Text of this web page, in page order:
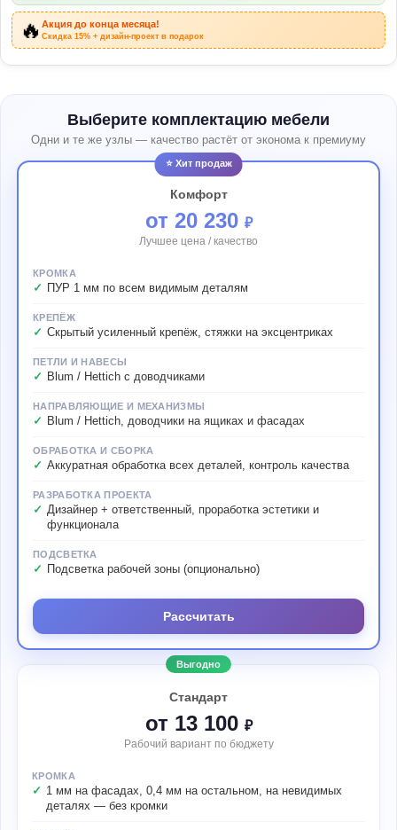
🔥Акция до конца месяца!
Скидка 15% + дизайн-проект в подарок
Выберите комплектацию мебели
Одни и те же узлы — качество растёт от эконома к премиуму
Выгодно
Стандарт
от 13 100 ₽
Рабочий вариант по бюджету
КРОМКА
1 мм на фасадах, 0,4 мм на остальном, на невидимых
деталях — без кромки
⭐ Хит продаж
Комфорт
от 20 230 ₽
Лучшее цена / качество
КРОМКА
ПУР 1 мм по всем видимым деталям
КРЕПЁЖ
Скрытый усиленный крепёж, стяжки на эксцентриках
ПЕТЛИ И НАВЕСЫ
Blum / Hettich с доводчиками
НАПРАВЛЯЮЩИЕ И МЕХАНИЗМЫ
Blum / Hettich, доводчики на ящиках и фасадах
ОБРАБОТКА И СБОРКА
Аккуратная обработка всех деталей, контроль качества
РАЗРАБОТКА ПРОЕКТА
Дизайнер + ответственный, проработка эстетики и
функционала
ПОДСВЕТКА
Подсветка рабочей зоны (опционально)
Рассчитать